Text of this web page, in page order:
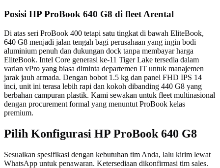
Posisi HP ProBook 640 G8 di fleet Arental
Di atas seri ProBook 400 tetapi satu tingkat di bawah EliteBook,
640 G8 menjadi jalan tengah bagi perusahaan yang ingin bodi
aluminium penuh dan dukungan dock tanpa membayar harga
EliteBook. Intel Core generasi ke-11 Tiger Lake tersedia dalam
varian vPro yang biasa diminta departemen IT untuk manajemen
jarak jauh armada. Dengan bobot 1.5 kg dan panel FHD IPS 14
inci, unit ini terasa lebih rapi dan kokoh dibanding 440 G8 yang
berbahan campuran plastik. Kami sewakan untuk fleet multinasional
dengan procurement formal yang menuntut ProBook kelas
premium.
Pilih Konfigurasi HP ProBook 640 G8
Sesuaikan spesifikasi dengan kebutuhan tim Anda, lalu kirim lewat
WhatsApp untuk penawaran. Ketersediaan dikonfirmasi tim sales.